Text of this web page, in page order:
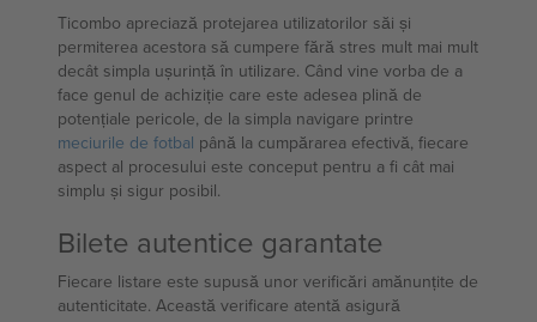
Ticombo apreciază protejarea utilizatorilor săi și
permiterea acestora să cumpere fără stres mult mai mult
decât simpla ușurință în utilizare. Când vine vorba de a
face genul de achiziție care este adesea plină de
potențiale pericole, de la simpla navigare printre
meciurile de fotbal până la cumpărarea efectivă, fiecare
aspect al procesului este conceput pentru a fi cât mai
simplu și sigur posibil.
Bilete autentice garantate
Fiecare listare este supusă unor verificări amănunțite de
autenticitate. Această verificare atentă asigură